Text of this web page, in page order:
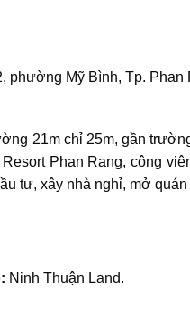
phường Mỹ Bình, Tp. Phan
21m chỉ 25m, gần
Phan Rang, công
tư, xây nhà nghỉ, mở
Ninh Thuận Land.